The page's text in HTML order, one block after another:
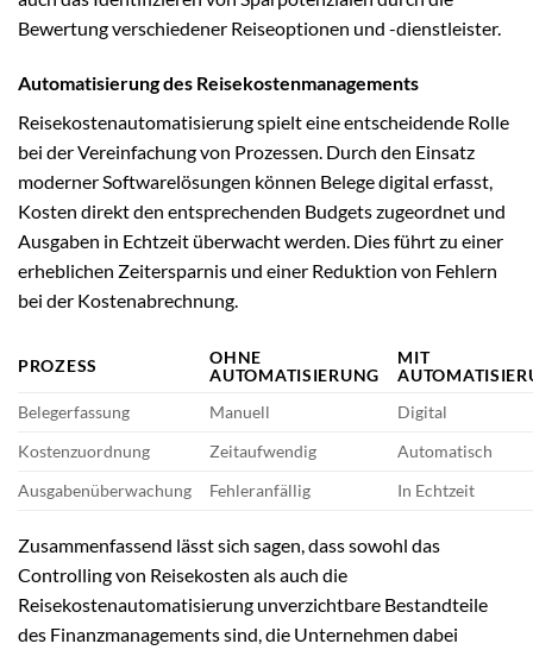
Bewertung verschiedener Reiseoptionen und -dienstleister.
Automatisierung des Reisekostenmanagements
Reisekostenautomatisierung spielt eine entscheidende Rolle
bei der Vereinfachung von Prozessen. Durch den Einsatz
moderner Softwarelösungen können Belege digital erfasst,
Kosten direkt den entsprechenden Budgets zugeordnet und
Ausgaben in Echtzeit überwacht werden. Dies führt zu einer
erheblichen Zeitersparnis und einer Reduktion von Fehlern
bei der Kostenabrechnung.
PROZESS
OHNE
AUTOMATISIERUNG
MIT
Belegerfassung
Manuell
Digital
Kostenzuordnung
Zeitaufwendig
Automatisch
Ausgabenüberwachung
Fehleranfällig In Echtzeit
Zusammenfassend lässt sich sagen, dass sowohl das
Controlling von Reisekosten als auch die
Reisekostenautomatisierung unverzichtbare Bestandteile
des Finanzmanagements sind, die Unternehmen dabei